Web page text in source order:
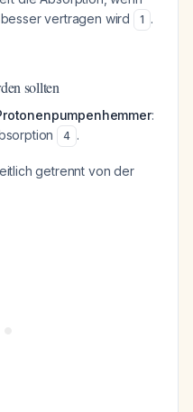
vertragen wird
1 .
sollten
:
4 .
getrennt von der